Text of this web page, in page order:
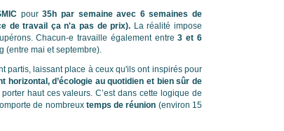
pour35h par semaine avec 6 semaines de
de travail ça n'a pas de prix). La réalité impose
Chacun-e travaille également entre3 et 6
(entre mai et septembre).
partis, laissant place à ceux qu'ils ont inspirés pour
horizontal, d’écologie au quotidien et bien sûr de
haut ces valeurs. C’est dans cette logique de
de nombreux temps de réunion (environ 15